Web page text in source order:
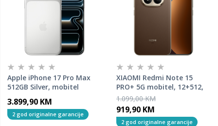
Apple iPhone 17 Pro Max
512GB Silver, mobitel
3.899,90 KM
2 god originalne garancije
XIAOMI Redmi Note 15
PRO+ 5G mobitel, 12+512,
Brown
1.099,00 KM
919,90 KM
2 god originalne garancije